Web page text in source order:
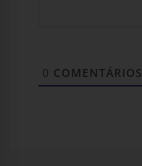
0 COMENTÁRIOS